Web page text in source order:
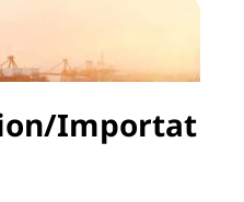
Importat